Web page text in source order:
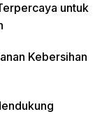
untuk
Kebersihan